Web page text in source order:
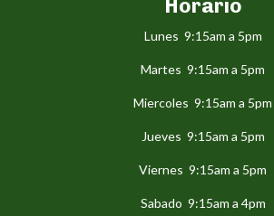
Horario
Lunes 9:15am a 5pm
Martes 9:15am a 5pm
Miercoles 9:15am a 5pm
Jueves 9:15am a 5pm
Viernes 9:15am a 5pm
Sabado 9:15am a 4pm